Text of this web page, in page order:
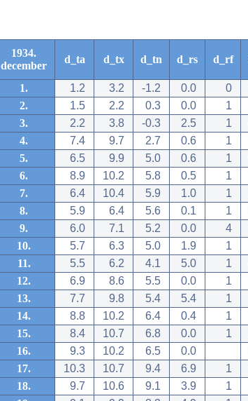
1934.
december
d_ta d_tx d_tn d_rs d_rf
1. 1.2 3.2 -1.2 0.0 0
2.
1.5 2.2 0.3 0.0 1
3.
2.2 3.8 -0.3 2.5 1
4.
7.4 9.7 2.7 0.6 1
5.
6.5 9.9 5.0 0.6 1
6.
8.9 10.2 5.8 0.5 1
7.
6.4 10.4 5.9 1.0 1
8.
5.9 6.4 5.6 0.1 1
9.
6.0 7.1 5.2 0.0 4
10.
5.7 6.3 5.0 1.9 1
11.
5.5 6.2 4.1 5.0 1
12.
6.9 8.6 5.5 0.0 1
13.
7.7 9.8 5.4 5.4 1
14.
8.8 10.2 6.4 0.4 1
15.
8.4 10.7 6.8 0.0 1
16.
9.3 10.2 6.5 0.0
17.
10.3 10.7 9.4 6.9 1
18.
9.7 10.6 9.1 3.9 1